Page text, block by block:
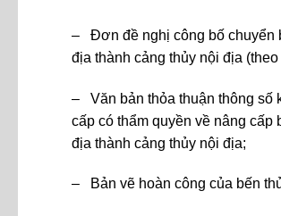
– Đơn đề nghị công bố chuyển
địa thành cảng thủy nội địa (theo
– Văn bản thỏa thuận thông số
cấp có thẩm quyền về nâng cấp
địa thành cảng thủy nội địa;
– Bản vẽ hoàn công của bến